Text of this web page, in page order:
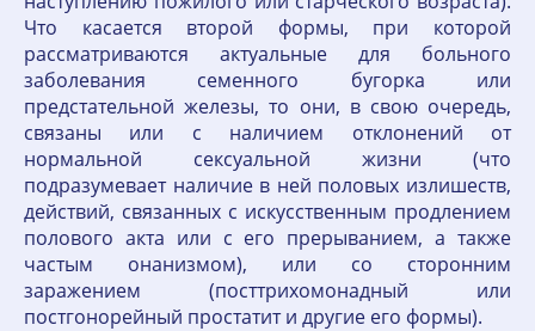
Что касается второй формы, при которой
рассматриваются актуальные для больного
заболевания семенного бугорка или
предстательной железы, то они, в свою очередь,
связаны или с наличием отклонений от
нормальной сексуальной жизни (что
подразумевает наличие в ней половых излишеств,
действий, связанных с искусственным продлением
полового акта или с его прерыванием, а также
частым онанизмом), или со сторонним
заражением (посттрихомонадный или
постгонорейный простатит и другие его формы).